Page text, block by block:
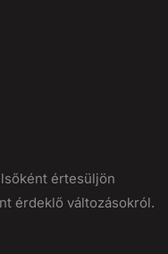
értesüljön
érdeklő változásokról.